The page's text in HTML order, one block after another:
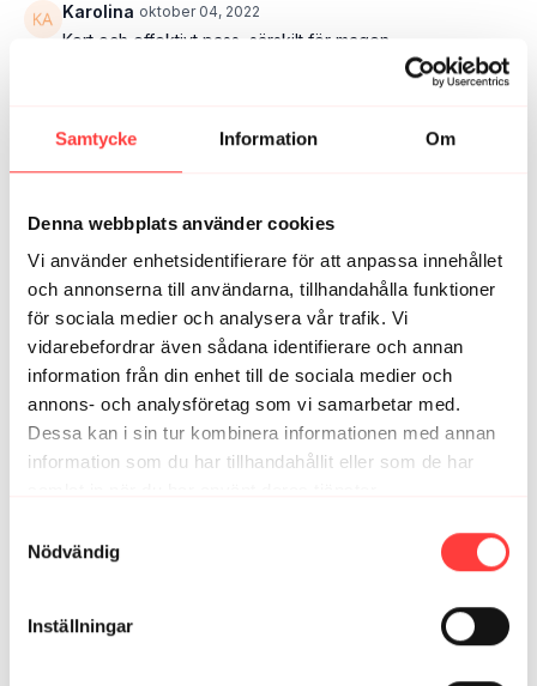
Samtycke Information Om
Denna webbplats använder cookies
Vi använder enhetsidentifierare för att anpassa innehållet
och annonserna till användarna, tillhandahålla funktioner
för sociala medier och analysera vår trafik. Vi
vidarebefordrar även sådana identifierare och annan
information från din enhet till de sociala medier och
annons- och analysföretag som vi samarbetar med.
Dessa kan i sin tur kombinera informationen med annan
information som du har tillhandahållit eller som de har
Nödvändig
Inställningar
Karolina oktober 04, 2022
Kort och effektivt pass, särskilt för magen.
Pillalisa juni 28, 2022
0 Visa svar (1)
Gert D. juni 28, 2022
Detta känns!
0 Visa svar (1)
Christina S. juni 28, 2022
Grimasläge här också efter livepasset och detta efteråt.
Nu får överkroppen vila lite😅. Tack för två härliga